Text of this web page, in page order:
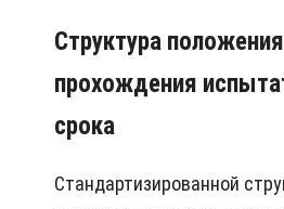
Структура
прохождения
срока
Стандартизированной